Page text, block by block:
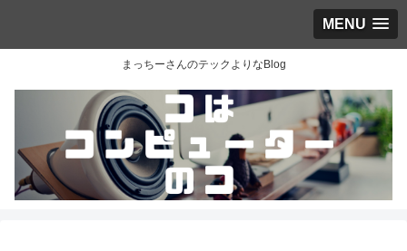
MENU
まっちーさんのテックよりなBlog